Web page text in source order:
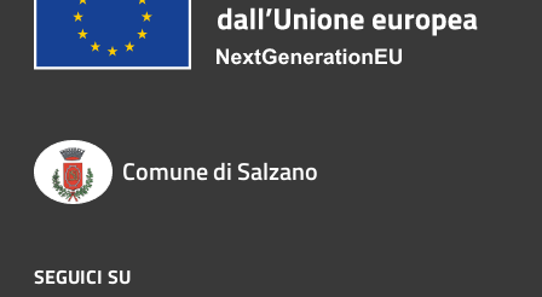
Comune di Salzano
SEGUICI SU